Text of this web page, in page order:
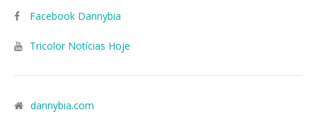
Facebook Dannybia
Tricolor Notícias Hoje
dannybia.com